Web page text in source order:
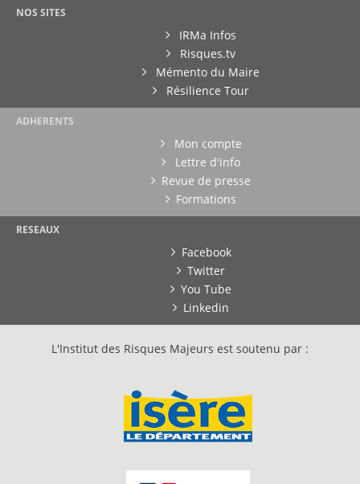
NOS SITES
IRMa Infos
Risques.tv
Mémento du Maire
Résilience Tour
ADHERENTS
Mon compte
Lettre d'info
Revue de presse
Formations
RESEAUX
Facebook
Twitter
You Tube
Linkedin
L'Institut des Risques Majeurs est soutenu par :